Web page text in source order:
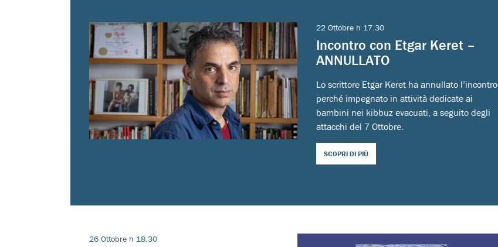
22 Ottobre h 17.30
Incontro con Etgar Keret –
ANNULLATO
Lo scrittore Etgar Keret ha annullato l’incontro
perché impegnato in attività dedicate ai
bambini nei kibbuz evacuati, a seguito degli
attacchi del 7 Ottobre.
SCOPRI DI PIÙ
26 Ottobre h 18.30